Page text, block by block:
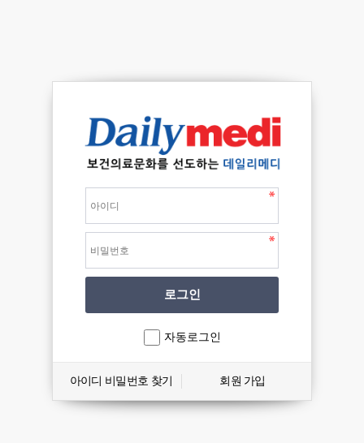
자동로그인
아이디 비밀번호 찾기 회원 가입